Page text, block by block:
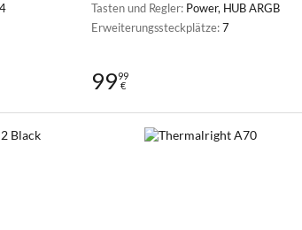
4
Tasten und Regler: Power, HUB ARGB
Erweiterungssteckplätze:7
9999
€